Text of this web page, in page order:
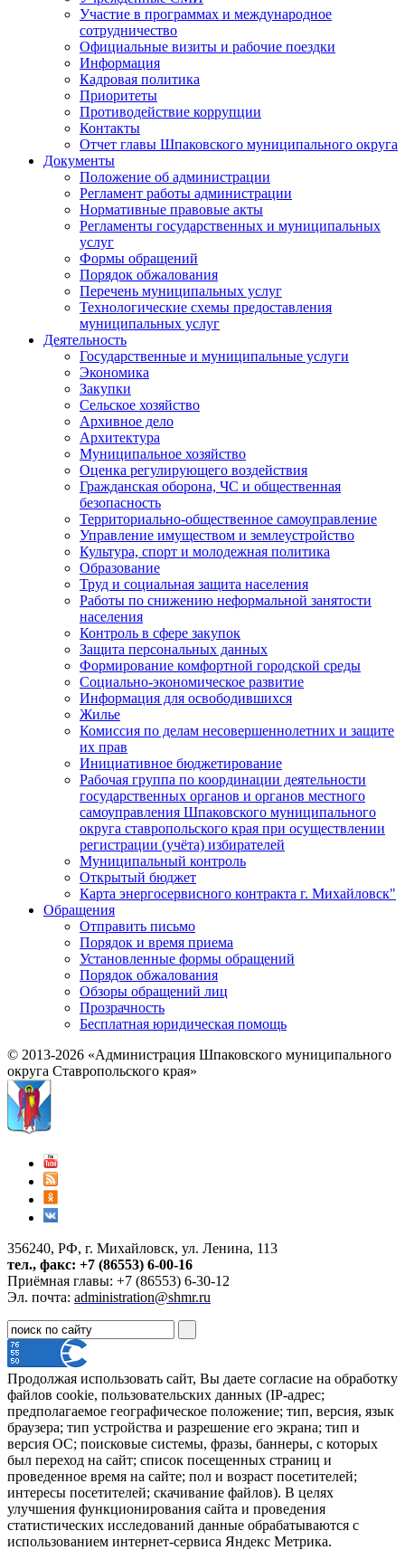
Участие в программах и международное
сотрудничество
Официальные визиты и рабочие поездки
Информация
Кадровая политика
Приоритеты
Противодействие коррупции
Контакты
Отчет главы Шпаковского муниципального округа
Документы
Положение об администрации
Регламент работы администрации
Нормативные правовые акты
Регламенты государственных и муниципальных
услуг
Формы обращений
Порядок обжалования
Перечень муниципальных услуг
Технологические схемы предоставления
муниципальных услуг
Деятельность
Государственные и муниципальные услуги
Экономика
Закупки
Сельское хозяйство
Архивное дело
Архитектура
Муниципальное хозяйство
Оценка регулирующего воздействия
Гражданская оборона, ЧС и общественная
безопасность
Территориально-общественное самоуправление
Управление имуществом и землеустройство
Культура, спорт и молодежная политика
Образование
Труд и социальная защита населения
Работы по снижению неформальной занятости
населения
Контроль в сфере закупок
Защита персональных данных
Формирование комфортной городской среды
Социально-экономическое развитие
Информация для освободившихся
Жилье
Комиссия по делам несовершеннолетних и защите
их прав
Инициативное бюджетирование
Рабочая группа по координации деятельности
государственных органов и органов местного
самоуправления Шпаковского муниципального
округа ставропольского края при осуществлении
регистрации (учёта) избирателей
Муниципальный контроль
Открытый бюджет
Карта энергосервисного контракта г. Михайловск"
Обращения
Отправить письмо
Порядок и время приема
Установленные формы обращений
Порядок обжалования
Обзоры обращений лиц
Прозрачность
Бесплатная юридическая помощь
© 2013-2026 «Администрация Шпаковского муниципального
округа Ставропольского края»
356240, РФ, г. Михайловск, ул. Ленина, 113
тел., факс: +7 (86553) 6-00-16
Приёмная главы: +7 (86553) 6-30-12
Эл. почта: administration@shmr.ru
Продолжая использовать сайт, Вы даете согласие на обработку
файлов cookie, пользовательских данных (IP-адрес;
предполагаемое географическое положение; тип, версия, язык
браузера; тип устройства и разрешение его экрана; тип и
версия ОС; поисковые системы, фразы, баннеры, с которых
был переход на сайт; список посещенных страниц и
проведенное время на сайте; пол и возраст посетителей;
интересы посетителей; скачивание файлов). В целях
улучшения функционирования сайта и проведения
статистических исследований данные обрабатываются с
использованием интернет-сервиса Яндекс Метрика.